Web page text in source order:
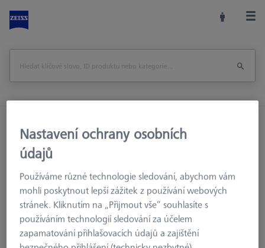
Upínací zařízení
Konstrukční prvky
Otočný kloub - délka 285mm, AF25
Vytisknout stránku
Zpět na
Nastavení ochrany osobních
údajů
Používáme různé technologie sledování, abychom vám
mohli poskytnout lepší zážitek z používání webových
stránek. Kliknutím na „Přijmout vše“ souhlasíte s
používáním technologií sledování za účelem
zapamatování přihlašovacích údajů a zajištění